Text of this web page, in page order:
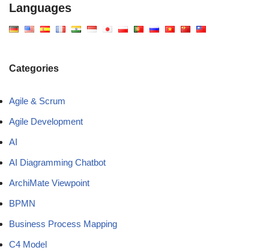
Languages
Categories
Agile & Scrum
Agile Development
AI
AI Diagramming Chatbot
ArchiMate Viewpoint
BPMN
Business Process Mapping
C4 Model